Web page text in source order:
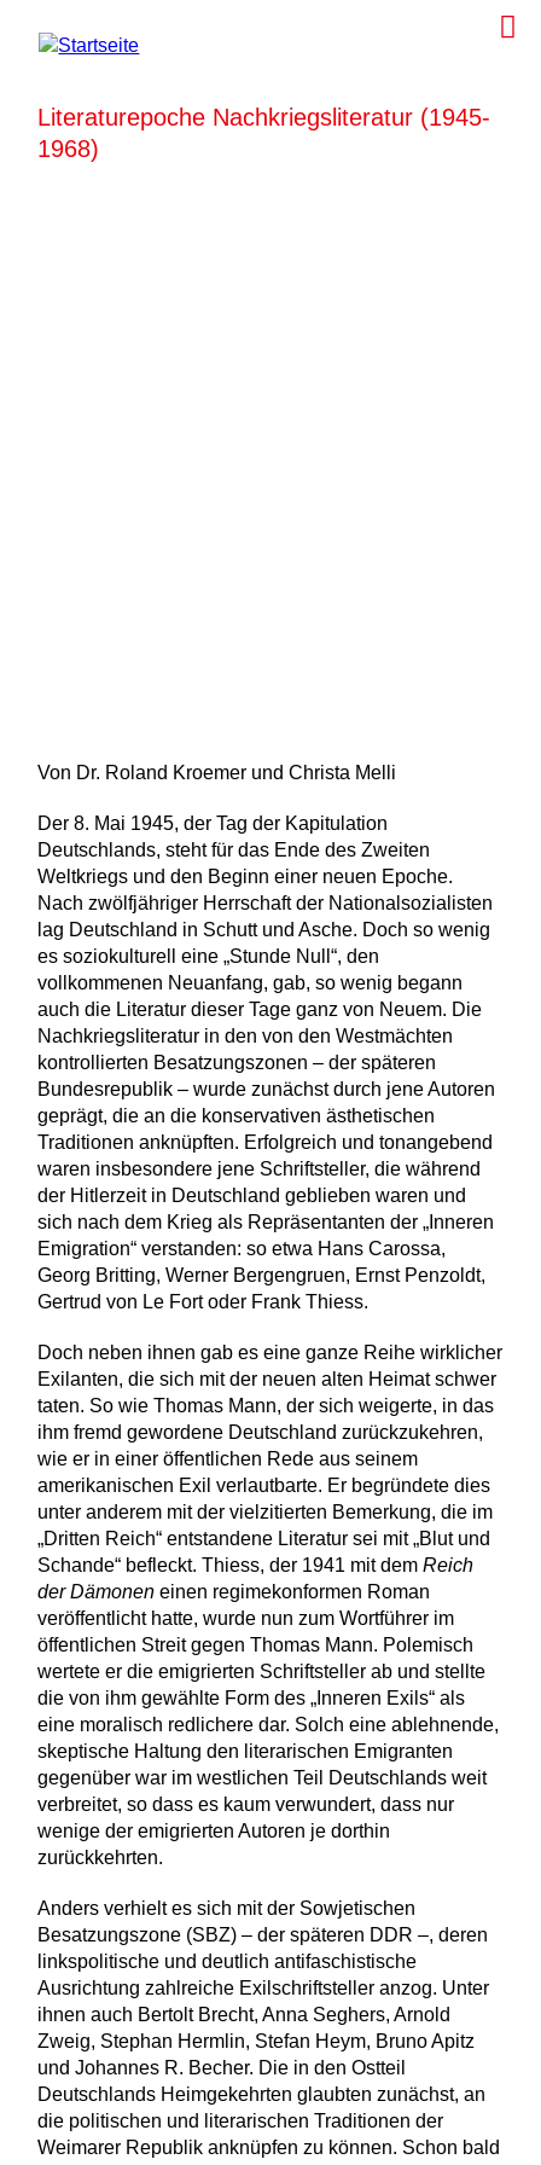
Literaturepoche Nachkriegsliteratur (1945-
1968)
Von Dr. Roland Kroemer und Christa Melli
Der 8. Mai 1945, der Tag der Kapitulation
Deutschlands, steht für das Ende des Zweiten
Weltkriegs und den Beginn einer neuen Epoche.
Nach zwölfjähriger Herrschaft der Nationalsozialisten
lag Deutschland in Schutt und Asche. Doch so wenig
es soziokulturell eine „Stunde Null“, den
vollkommenen Neuanfang, gab, so wenig begann
auch die Literatur dieser Tage ganz von Neuem. Die
Nachkriegsliteratur in den von den Westmächten
kontrollierten Besatzungszonen – der späteren
Bundesrepublik – wurde zunächst durch jene Autoren
geprägt, die an die konservativen ästhetischen
Traditionen anknüpften. Erfolgreich und tonangebend
waren insbesondere jene Schriftsteller, die während
der Hitlerzeit in Deutschland geblieben waren und
sich nach dem Krieg als Repräsentanten der „Inneren
Emigration“ verstanden: so etwa Hans Carossa,
Georg Britting, Werner Bergengruen, Ernst Penzoldt,
Gertrud von Le Fort oder Frank Thiess.
Doch neben ihnen gab es eine ganze Reihe wirklicher
Exilanten, die sich mit der neuen alten Heimat schwer
taten. So wie Thomas Mann, der sich weigerte, in das
ihm fremd gewordene Deutschland zurückzukehren,
wie er in einer öffentlichen Rede aus seinem
amerikanischen Exil verlautbarte. Er begründete dies
unter anderem mit der vielzitierten Bemerkung, die im
„Dritten Reich“ entstandene Literatur sei mit „Blut und
Schande“ befleckt. Thiess, der 1941 mit demReich
der Dämonen einen regimekonformen Roman
veröffentlicht hatte, wurde nun zum Wortführer im
öffentlichen Streit gegen Thomas Mann. Polemisch
wertete er die emigrierten Schriftsteller ab und stellte
die von ihm gewählte Form des „Inneren Exils“ als
eine moralisch redlichere dar. Solch eine ablehnende,
skeptische Haltung den literarischen Emigranten
gegenüber war im westlichen Teil Deutschlands weit
verbreitet, so dass es kaum verwundert, dass nur
wenige der emigrierten Autoren je dorthin
zurückkehrten.
Anders verhielt es sich mit der Sowjetischen
Besatzungszone (SBZ) – der späteren DDR –, deren
linkspolitische und deutlich antifaschistische
Ausrichtung zahlreiche Exilschriftsteller anzog. Unter
ihnen auch Bertolt Brecht, Anna Seghers, Arnold
Zweig, Stephan Hermlin, Stefan Heym, Bruno Apitz
und Johannes R. Becher. Die in den Ostteil
Deutschlands Heimgekehrten glaubten zunächst, an
die politischen und literarischen Traditionen der
Weimarer Republik anknüpfen zu können. Schon bald